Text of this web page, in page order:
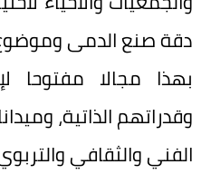
دقة صنع الدمى
بهذا مجالا مفتوحا
وقدراتهم الذاتية،
الفني والثقافي